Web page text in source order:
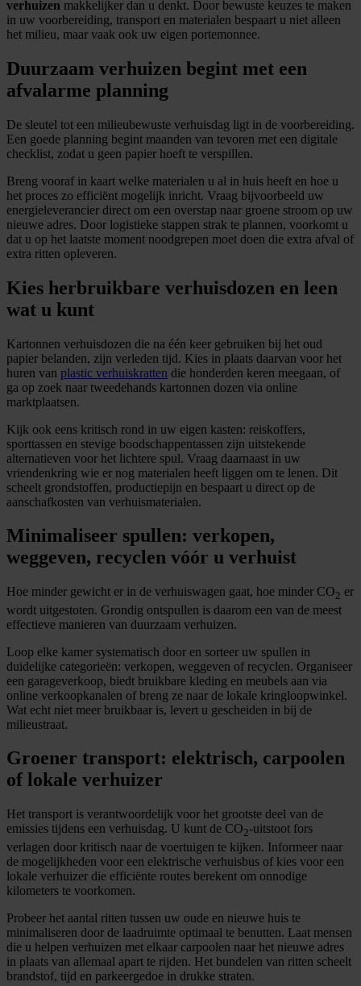
verhuizen makkelijker dan u denkt. Door bewuste keuzes te maken
in uw voorbereiding, transport en materialen bespaart u niet alleen
het milieu, maar vaak ook uw eigen portemonnee.
Duurzaam verhuizen begint met een
afvalarme planning
De sleutel tot een milieubewuste verhuisdag ligt in de voorbereiding.
Een goede planning begint maanden van tevoren met een digitale
checklist, zodat u geen papier hoeft te verspillen.
Breng vooraf in kaart welke materialen u al in huis heeft en hoe u
het proces zo efficiënt mogelijk inricht. Vraag bijvoorbeeld uw
energieleverancier direct om een overstap naar groene stroom op uw
nieuwe adres. Door logistieke stappen strak te plannen, voorkomt u
dat u op het laatste moment noodgrepen moet doen die extra afval of
extra ritten opleveren.
Kies herbruikbare verhuisdozen en leen
wat u kunt
Kartonnen verhuisdozen die na één keer gebruiken bij het oud
papier belanden, zijn verleden tijd. Kies in plaats daarvan voor het
huren van plastic verhuiskratten die honderden keren meegaan, of
ga op zoek naar tweedehands kartonnen dozen via online
marktplaatsen.
Kijk ook eens kritisch rond in uw eigen kasten: reiskoffers,
sporttassen en stevige boodschappentassen zijn uitstekende
alternatieven voor het lichtere spul. Vraag daarnaast in uw
vriendenkring wie er nog materialen heeft liggen om te lenen. Dit
scheelt grondstoffen, productiepijn en bespaart u direct op de
aanschafkosten van verhuismaterialen.
Minimaliseer spullen: verkopen,
weggeven, recyclen vóór u verhuist
Hoe minder gewicht er in de verhuiswagen gaat, hoe minder CO2 er
wordt uitgestoten. Grondig ontspullen is daarom een van de meest
effectieve manieren van duurzaam verhuizen.
Loop elke kamer systematisch door en sorteer uw spullen in
duidelijke categorieën: verkopen, weggeven of recyclen. Organiseer
een garageverkoop, biedt bruikbare kleding en meubels aan via
online verkoopkanalen of breng ze naar de lokale kringloopwinkel.
Wat echt niet meer bruikbaar is, levert u gescheiden in bij de
milieustraat.
Groener transport: elektrisch, carpoolen
of lokale verhuizer
Het transport is verantwoordelijk voor het grootste deel van de
emissies tijdens een verhuisdag. U kunt de CO2-uitstoot fors
verlagen door kritisch naar de voertuigen te kijken. Informeer naar
de mogelijkheden voor een elektrische verhuisbus of kies voor een
lokale verhuizer die efficiënte routes berekent om onnodige
kilometers te voorkomen.
Probeer het aantal ritten tussen uw oude en nieuwe huis te
minimaliseren door de laadruimte optimaal te benutten. Laat mensen
die u helpen verhuizen met elkaar carpoolen naar het nieuwe adres
in plaats van allemaal apart te rijden. Het bundelen van ritten scheelt
brandstof, tijd en parkeergedoe in drukke straten.